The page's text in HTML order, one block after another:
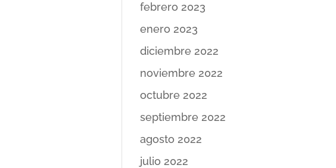
febrero 2023
enero 2023
diciembre 2022
noviembre 2022
octubre 2022
septiembre 2022
agosto 2022
julio 2022